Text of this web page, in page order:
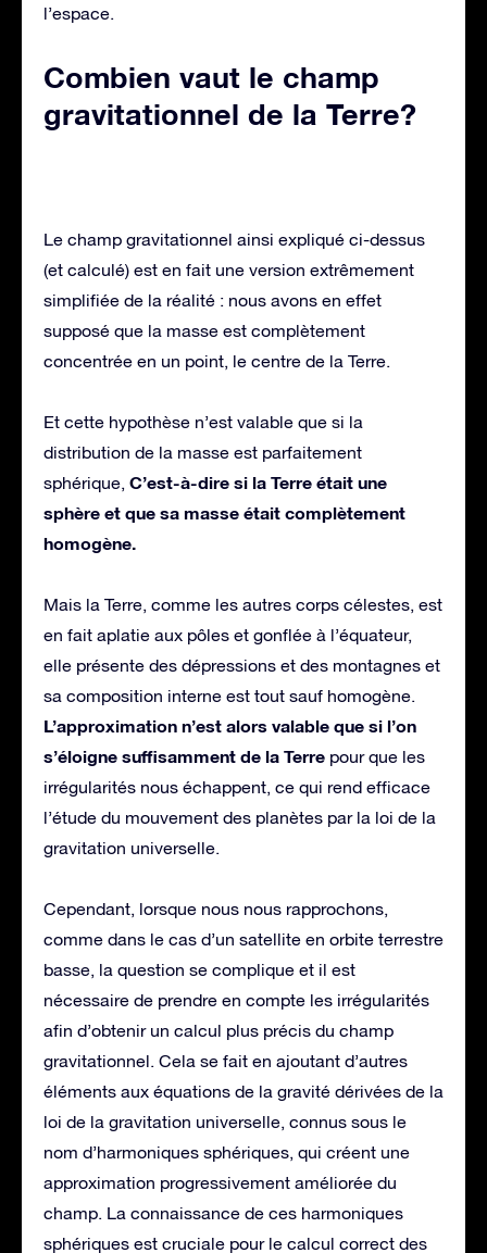
l’espace.
Combien vaut le champ
gravitationnel de la Terre?
Le champ gravitationnel ainsi expliqué ci-dessus
(et calculé) est en fait une version extrêmement
simplifiée de la réalité : nous avons en effet
supposé que la masse est complètement
concentrée en un point, le centre de la Terre.
Et cette hypothèse n’est valable que si la
distribution de la masse est parfaitement
sphérique, C’est-à-dire si la Terre était une
sphère et que sa masse était complètement
homogène.
Mais la Terre, comme les autres corps célestes, est
en fait aplatie aux pôles et gonflée à l’équateur,
elle présente des dépressions et des montagnes et
sa composition interne est tout sauf homogène.
L’approximation n’est alors valable que si l’on
s’éloigne suffisamment de la Terre pour que les
irrégularités nous échappent, ce qui rend efficace
l’étude du mouvement des planètes par la loi de la
gravitation universelle.
Cependant, lorsque nous nous rapprochons,
comme dans le cas d’un satellite en orbite terrestre
basse, la question se complique et il est
nécessaire de prendre en compte les irrégularités
afin d’obtenir un calcul plus précis du champ
gravitationnel. Cela se fait en ajoutant d’autres
éléments aux équations de la gravité dérivées de la
loi de la gravitation universelle, connus sous le
nom d’harmoniques sphériques, qui créent une
approximation progressivement améliorée du
champ. La connaissance de ces harmoniques
sphériques est cruciale pour le calcul correct des